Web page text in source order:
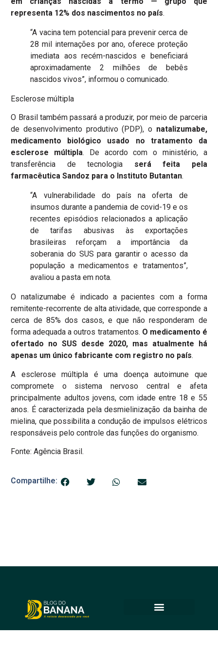
representa 12% dos nascimentos no país.
“A vacina tem potencial para prevenir cerca de
28 mil internações por ano, oferece proteção
imediata aos recém-nascidos e beneficiará
aproximadamente 2 milhões de bebês
nascidos vivos”, informou o comunicado.
Esclerose múltipla
O Brasil também passará a produzir, por meio de parceria
de desenvolvimento produtivo (PDP), o natalizumabe,
medicamento biológico usado no tratamento da
esclerose múltipla. De acordo com o ministério, a
transferência de tecnologia será feita pela
farmacêutica Sandoz para o Instituto Butantan.
“A vulnerabilidade do país na oferta de
insumos durante a pandemia de covid-19 e os
recentes episódios relacionados a aplicação
de tarifas abusivas às exportações
brasileiras reforçam a importância da
soberania do SUS para garantir o acesso da
população a medicamentos e tratamentos”,
avaliou a pasta em nota.
O natalizumabe é indicado a pacientes com a forma
remitente-recorrente de alta atividade, que corresponde a
cerca de 85% dos casos, e que não responderam de
forma adequada a outros tratamentos. O medicamento é
ofertado no SUS desde 2020, mas atualmente há
apenas um único fabricante com registro no país.
A esclerose múltipla é uma doença autoimune que
compromete o sistema nervoso central e afeta
principalmente adultos jovens, com idade entre 18 e 55
anos. É caracterizada pela desmielinização da bainha de
mielina, que possibilita a condução de impulsos elétricos
responsáveis pelo controle das funções do organismo.
Fonte: Agência Brasil.
Compartilhe: